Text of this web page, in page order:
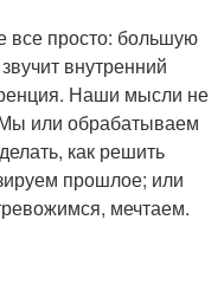
все просто: большую
внутренний
Наши мысли не
или обрабатываем
как решить
прошлое; или
мечтаем.